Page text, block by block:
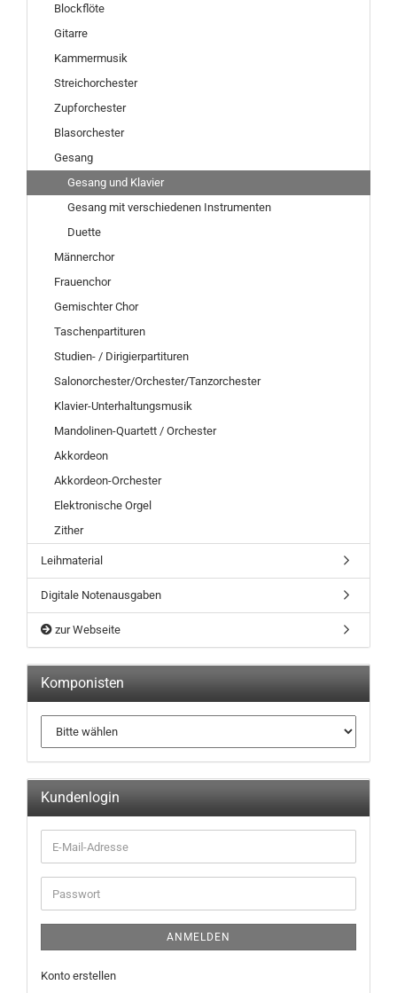
Blockflöte
Gitarre
Kammermusik
Streichorchester
Zupforchester
Blasorchester
Gesang
Gesang und Klavier
Gesang mit verschiedenen Instrumenten
Duette
Männerchor
Frauenchor
Gemischter Chor
Taschenpartituren
Studien- / Dirigierpartituren
Salonorchester/Orchester/Tanzorchester
Klavier-Unterhaltungsmusik
Mandolinen-Quartett / Orchester
Akkordeon
Akkordeon-Orchester
Elektronische Orgel
Zither
Leihmaterial
Digitale Notenausgaben
zur Webseite
Komponisten
Kundenlogin
ANMELDEN
Konto erstellen